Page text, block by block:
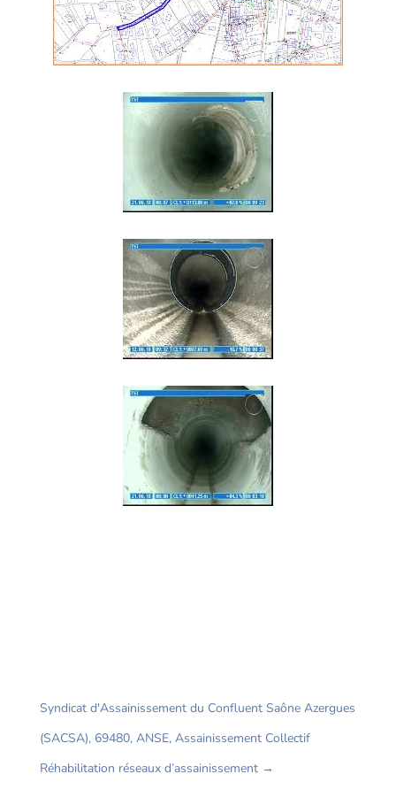
Syndicat d'Assainissement du Confluent Saône Azergues
(SACSA), 69480, ANSE, Assainissement Collectif
Réhabilitation réseaux d’assainissement→